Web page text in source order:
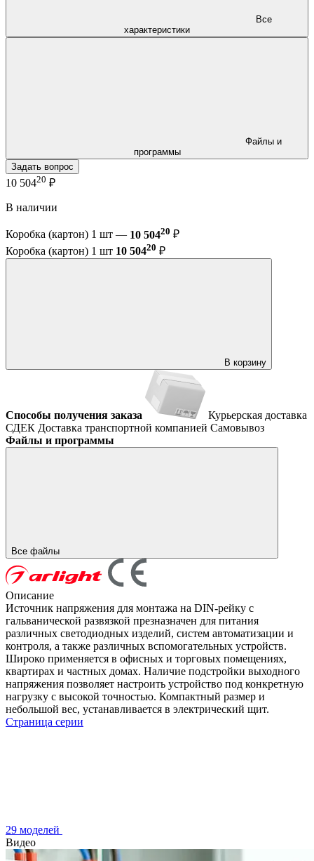
характеристики
программы
Задать вопрос
10 50420 ₽
В наличии
Коробка (картон) 1 шт — 10 50420 ₽
Коробка (картон) 1 шт 10 50420 ₽
В корзину
Способы получения заказа
Курьерская доставка
СДЕК Доставка транспортной компанией Самовывоз
Файлы и программы
Все файлы
Описание
Источник напряжения для монтажа на DIN-рейку с
гальванической развязкой презназначен для питания
различных светодиодных изделий, систем автоматизации и
контроля, а также различных вспомогательных устройств.
Широко применяется в офисных и торговых помещениях,
квартирах и частных домах. Наличие подстройки выходного
напряжения позволяет настроить устройство под конкретную
нагрузку с высокой точностью. Компактный размер и
небольшой вес, устанавливается в электрический щит.
Страница серии
29 моделей
Видео